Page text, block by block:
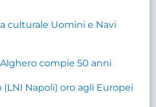
culturale Uomini e Navi
compie 50 anni
(LNI Napoli) oro agli Europei